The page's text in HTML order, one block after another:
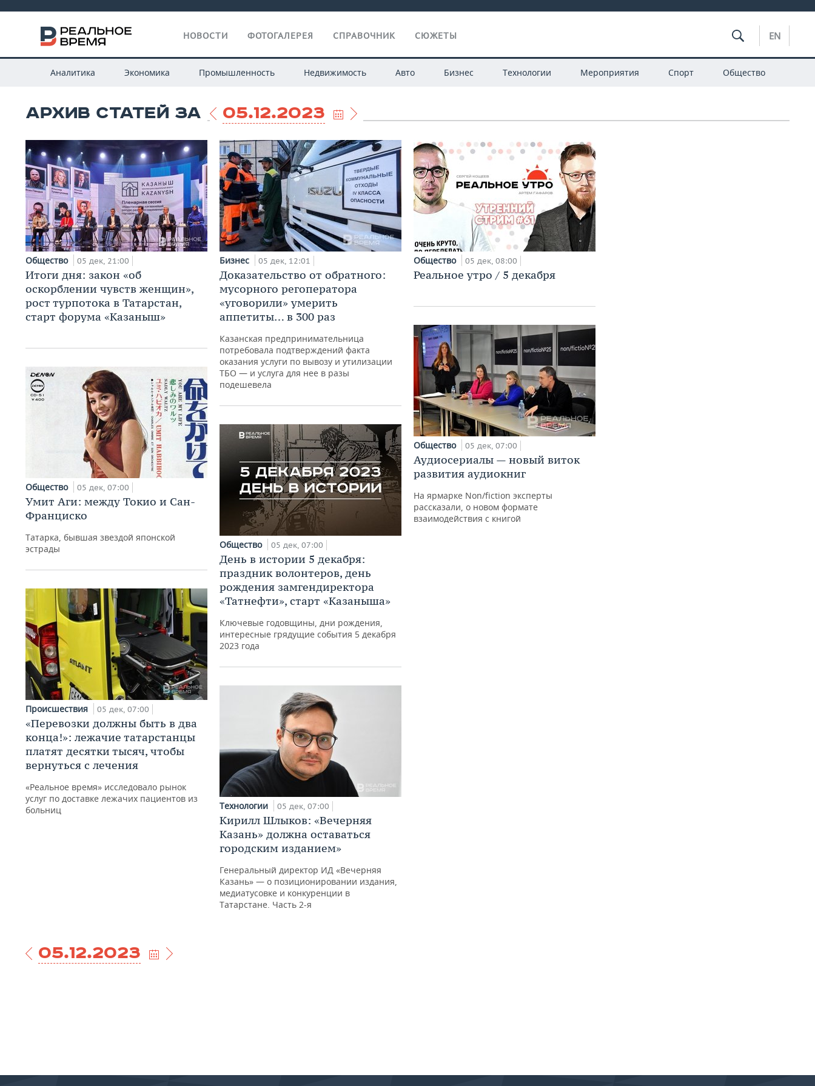
НОВОСТИ ФОТОГАЛЕРЕЯ СПРАВОЧНИК СЮЖЕТЫ EN
Аналитика Экономика Промышленность Недвижимость Авто Бизнес Технологии Мероприятия Спорт Общество
АРХИВ СТАТЕЙ ЗА 05.12.2023
Общество 05 дек, 21:00
Итоги дня: закон «об
оскорблении чувств женщин»,
рост турпотока в Татарстан,
старт форума «Казаныш»
Общество 05 дек, 07:00
Умит Аги: между Токио и Сан-
Франциско
Татарка, бывшая звездой японской
эстрады
Происшествия 05 дек, 07:00
«Перевозки должны быть в два
конца!»: лежачие татарстанцы
платят десятки тысяч, чтобы
вернуться с лечения
«Реальное время» исследовало рынок
услуг по доставке лежачих пациентов из
больниц
Бизнес 05 дек, 12:01
Доказательство от обратного:
мусорного регоператора
«уговорили» умерить
аппетиты… в 300 раз
Казанская предпринимательница
потребовала подтверждений факта
оказания услуги по вывозу и утилизации
ТБО — и услуга для нее в разы
подешевела
Общество 05 дек, 07:00
День в истории 5 декабря:
праздник волонтеров, день
рождения замгендиректора
«Татнефти», старт «Казаныша»
Ключевые годовщины, дни рождения,
интересные грядущие события 5 декабря
2023 года
Технологии 05 дек, 07:00
Кирилл Шлыков: «Вечерняя
Казань» должна оставаться
городским изданием»
Генеральный директор ИД «Вечерняя
Казань» — о позиционировании издания,
медиатусовке и конкуренции в
Татарстане. Часть 2-я
Общество 05 дек, 08:00
Реальное утро / 5 декабря
Общество 05 дек, 07:00
Аудиосериалы — новый виток
развития аудиокниг
На ярмарке Non/fiction эксперты
рассказали, о новом формате
взаимодействия с книгой
05.12.2023